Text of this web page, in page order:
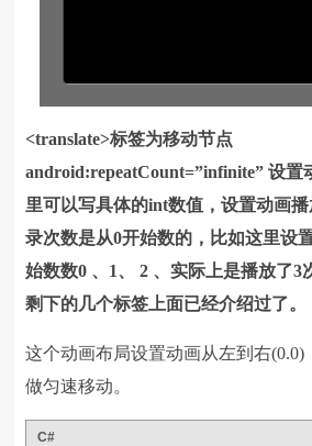
<translate>标签为移动节点
android:repeatCount=”infinite” 设置
里可以写具体的int数值，设置动画
录次数是从0开始数的，比如这里设
始数数0 、1、 2 、实际上是播放了3
剩下的几个标签上面已经介绍过了。
这个动画布局设置动画从左到右(0.0)
做匀速移动。
C#